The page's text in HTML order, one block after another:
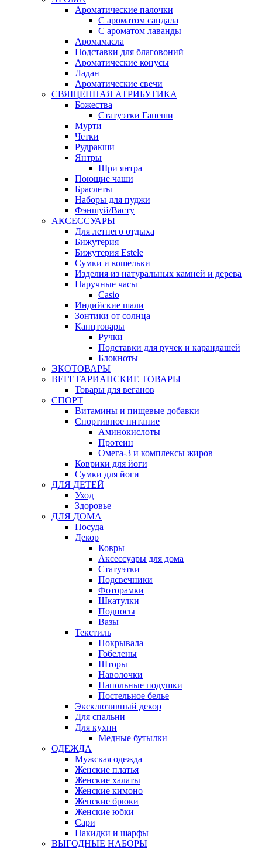
Ароматические палочки
С ароматом сандала
С ароматом лаванды
Аромамасла
Подставки для благовоний
Ароматические конусы
Ладан
Ароматические свечи
СВЯЩЕННАЯ АТРИБУТИКА
Божества
Статуэтки Ганеши
Мурти
Четки
Рудракши
Янтры
Шри янтра
Поющие чаши
Браслеты
Наборы для пуджи
Фэншуй/Васту
АКСЕССУАРЫ
Для летнего отдыха
Бижутерия
Бижутерия Estele
Сумки и кошельки
Изделия из натуральных камней и дерева
Наручные часы
Casio
Индийские шали
Зонтики от солнца
Канцтовары
Ручки
Подставки для ручек и карандашей
Блокноты
ЭКОТОВАРЫ
ВЕГЕТАРИАНСКИЕ ТОВАРЫ
Товары для веганов
СПОРТ
Витамины и пищевые добавки
Спортивное питание
Аминокислоты
Протеин
Омега-3 и комплексы жиров
Коврики для йоги
Сумки для йоги
ДЛЯ ДЕТЕЙ
Уход
Здоровье
ДЛЯ ДОМА
Посуда
Декор
Ковры
Аксессуары для дома
Статуэтки
Подсвечники
Фоторамки
Шкатулки
Подносы
Вазы
Текстиль
Покрывала
Гобелены
Шторы
Наволочки
Напольные подушки
Постельное белье
Эксклюзивный декор
Для спальни
Для кухни
Медные бутылки
ОДЕЖДА
Мужская одежда
Женские платья
Женские халаты
Женские кимоно
Женские брюки
Женские юбки
Сари
Накидки и шарфы
ВЫГОДНЫЕ НАБОРЫ